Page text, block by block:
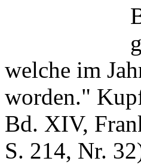
welche im
worden."
Bd. XIV,
S. 214, Nr.